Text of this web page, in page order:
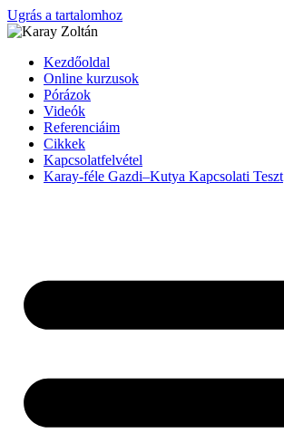
Ugrás a tartalomhoz
Kezdőoldal
Online kurzusok
Pórázok
Videók
Referenciáim
Cikkek
Kapcsolatfelvétel
Karay-féle Gazdi–Kutya Kapcsolati Teszt